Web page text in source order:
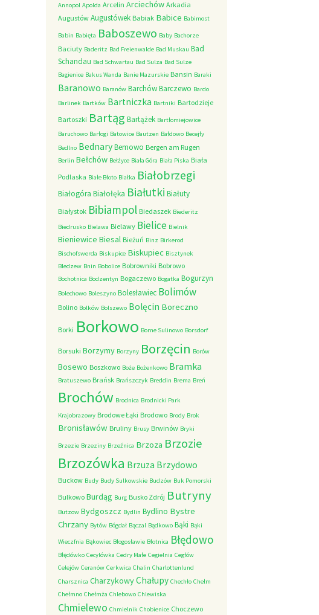
Annopol Apolda Arcelin Arciechów Arkadia
Augustów Augustówek Babiak Babice Babimost
Babin Babięta Baboszewo Baby Bachorze
Baciuty Baderitz Bad Freienwalde Bad Muskau Bad
Schandau Bad Schwartau Bad Sulza Bad Sulze
Bagienice Bakus Wanda Banie Mazurskie Bansin Baraki
Baranowo Baranów BarchówBarczewo Bardo
Barlinek Bartków Bartniczka Bartniki Bartodzieje
Bartoszki Bartąg Bartążek Bartłomiejowice
Baruchowo Barłogi Batowice Bautzen Bałdowo Becejły
Bedlno BednaryBemowo Bergen am Rugen
Berlin Bełchów Bełżyce Biała Góra Biała Piska Biała
Podlaska Białe Błoto Białka Białobrzegi
Białogóra Białołęka Białutki Białuty
Białystok Bibiampol Biedaszek Biederitz
Biedrusko Bielawa Bielawy Bielice Bielnik
Bieniewice Biesal Bieżuń Binz Birkerod
Bischofswerda Biskupice Biskupiec Bisztynek
Bledzew Bnin Bobolice Bobrowniki Bobrowo
Bochotnica Bodzentyn Bogaczewo Bogatka Bogurzyn
Bolechowo Boleszyno Bolesławiec Bolimów
Bolino Bolków Bolszewo Bolęcin Boreczno
Borki Borkowo Borne Sulinowo Borsdorf
Borsuki Borzymy Borzyny Borzęcin Borów
Bosewo Boszkowo Boże Bożenkowo Bramka
Bratuszewo Brańsk Brańszczyk Breddin Brema Breń
Brochów Brodnica Brodnicki Park
Krajobrazowy Brodowe Łąki Brodowo Brody Brok
Bronisławów Bruliny Brusy Brwinów Bryki
Brzezie Brzeziny Brzeźnica Brzoza Brzozie
Brzozówka Brzuza Brzydowo
Buckow Budy Budy Sulkowskie Budzów Buk Pomorski
Bulkowo Burdąg Burg Busko Zdrój Butryny
Butzow Bydgoszcz Bydlin Bydlino Bystre
Chrzany Bytów Bógdał Bączal Bądkowo Bąki Bąki
Wieczfnia Bąkowiec Błogosławie Błotnica Błędowo
Błędówko Cecylówka Cedry Małe Cegielnia Cegłów
Celejów Ceranów Cerkwica Chalin Charlottenlund
Charsznica CharzykowyChałupy Chechło Chełm
Chełmno Chełmża Chlebowo Chlewiska
Chmielewo Chmielnik Chobienice Choczewo